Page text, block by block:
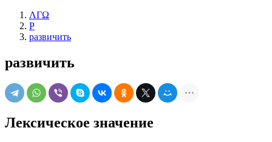
ΛΓΩ
Р
развичить
развичить
Лексическое значение